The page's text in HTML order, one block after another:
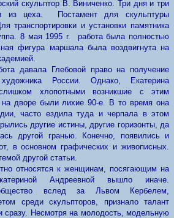
скульптор В. Виниченко. Три дня и три
из цеха. Постамент для скульптуры
транспортировки и установки памятника
8 мая 1995 г. работа была полностью
фигура маршала была воздвигнута на
давала Глебовой право на получение
России. Однако, Екатерина
хлопотными возникшие с этим
дворе были лихие 90-е. В то время она
часто ездила туда и черпала в этом
другие истины, другие горизонты, да
другой гранью. Конечно, появились и
в основном графических и живописных.
другой статьи.
относятся к женщинам, посягающим на
Андреевной вышло иначе.
вслед за Львом Кербелем,
среди скульпторов, признало талант
сразу. Несмотря на молодость, модельную